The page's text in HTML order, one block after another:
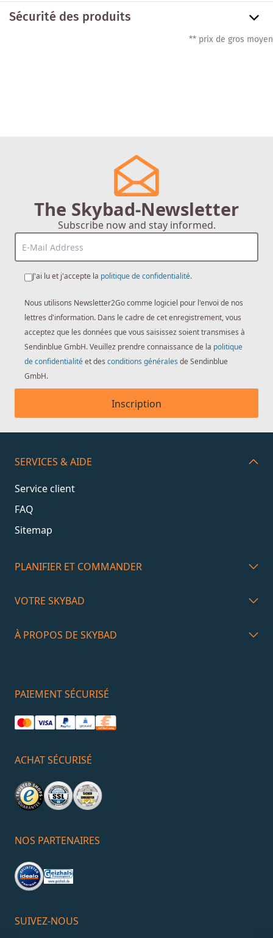
Sécurité des produits
** prix de gros moyen
The Skybad-Newsletter
Subscribe now and stay informed.
J'ai lu et j'accepte la politique de confidentialité.
Nous utilisons Newsletter2Go comme logiciel pour l'envoi de nos
lettres d'information. Dans le cadre de cet enregistrement, vous
acceptez que les données que vous saisissez soient transmises à
Sendinblue GmbH. Veuillez prendre connaissance de la politique
de confidentialitéet des conditions générales de Sendinblue
GmbH.
Inscription
SERVICES & AIDE
Service client
FAQ
Sitemap
PLANIFIER ET COMMANDER
VOTRE SKYBAD
À PROPOS DE SKYBAD
PAIEMENT SÉCURISÉ
ACHAT SÉCURISÉ
NOS PARTENAIRES
SUIVEZ-NOUS